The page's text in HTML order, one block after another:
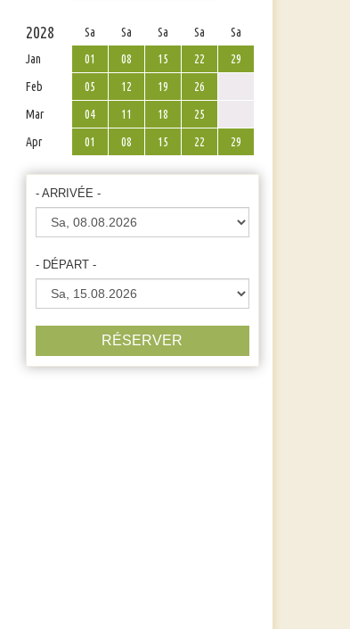
2028 Sa Sa Sa Sa
Sa
Jan
01 08 15 22
29
Feb
05 12 19
26
Mar
04 11 18
25
Apr
01 08 15 22 29
- ARRIVÉE -
- DÉPART -
RÉSERVER